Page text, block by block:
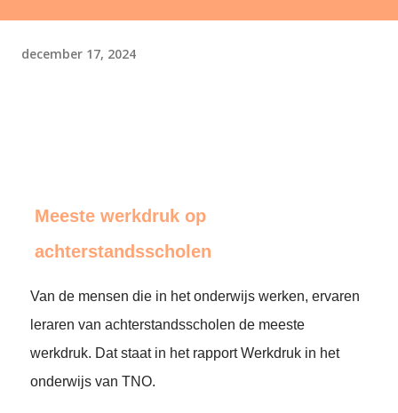
december 17, 2024
Meeste werkdruk op
achterstandsscholen
Van de mensen die in het onderwijs werken, ervaren
leraren van achterstandsscholen de meeste
werkdruk. Dat staat in het rapport Werkdruk in het
onderwijs van TNO.